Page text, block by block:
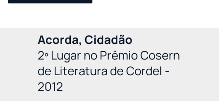
Acorda, Cidadão
2º Lugar no Prêmio Cosern
de Literatura de Cordel -
2012